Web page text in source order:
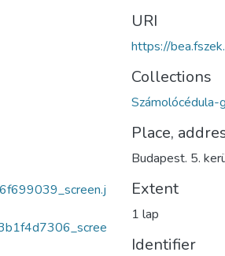
URI
https://
Collections
Place,
Budapest. 5.
Extent
1 lap
Identifier